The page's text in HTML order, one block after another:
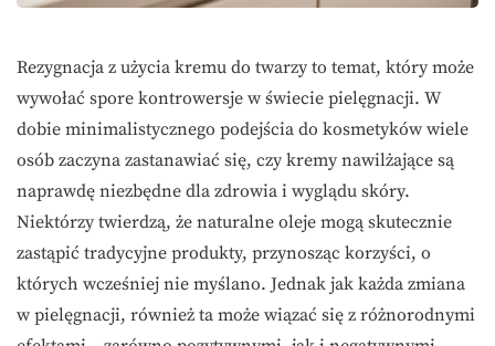
Rezygnacja z użycia kremu do twarzy to temat, który może
wywołać spore kontrowersje w świecie pielęgnacji. W
dobie minimalistycznego podejścia do kosmetyków wiele
osób zaczyna zastanawiać się, czy kremy nawilżające są
naprawdę niezbędne dla zdrowia i wyglądu skóry.
Niektórzy twierdzą, że naturalne oleje mogą skutecznie
zastąpić tradycyjne produkty, przynosząc korzyści, o
których wcześniej nie myślano. Jednak jak każda zmiana
w pielęgnacji, również ta może wiązać się z różnorodnymi